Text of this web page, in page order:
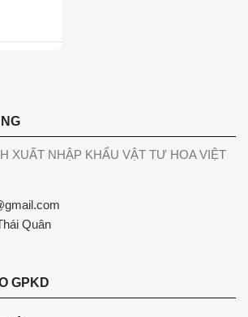
XUẤT NHẬP KHẨU VẬT TƯ HOA VIỆT
Quân
GPKD